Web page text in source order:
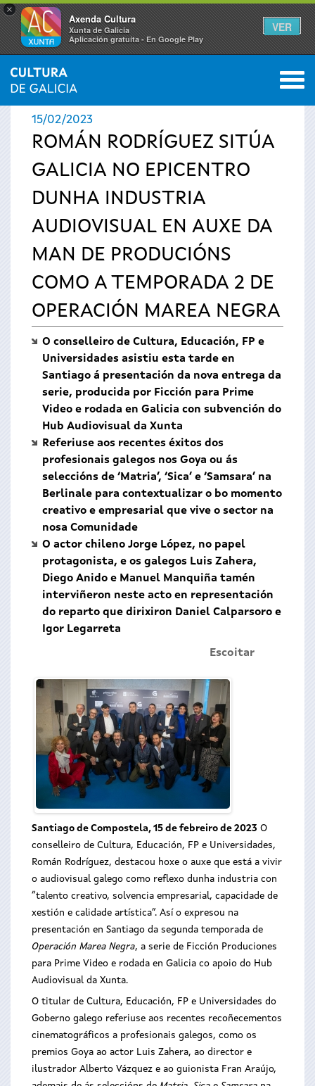
×
Axenda Cultura
Xunta de Galicia
Aplicación gratuíta - En Google Play
VER
Vostede
está
aquí
INICIO › ACTUALIDADE 0
15/02/2023
ROMÁN RODRÍGUEZ SITÚA
GALICIA NO EPICENTRO
DUNHA INDUSTRIA
AUDIOVISUAL EN AUXE DA
MAN DE PRODUCIÓNS
COMO A TEMPORADA 2 DE
OPERACIÓN MAREA NEGRA
O conselleiro de Cultura, Educación, FP e
Universidades asistiu esta tarde en
Santiago á presentación da nova entrega da
serie, producida por Ficción para Prime
Video e rodada en Galicia con subvención do
Hub Audiovisual da Xunta
Referiuse aos recentes éxitos dos
profesionais galegos nos Goya ou ás
seleccións de ‘Matria’, ‘Sica’ e ‘Samsara’ na
Berlinale para contextualizar o bo momento
creativo e empresarial que vive o sector na
nosa Comunidade
O actor chileno Jorge López, no papel
protagonista, e os galegos Luis Zahera,
Diego Anido e Manuel Manquiña tamén
interviñeron neste acto en representación
do reparto que dirixiron Daniel Calparsoro e
Igor Legarreta
Escoitar
Santiago de Compostela, 15 de febreiro de 2023 O
conselleiro de Cultura, Educación, FP e Universidades,
Román Rodríguez, destacou hoxe o auxe que está a vivir
o audiovisual galego como reflexo dunha industria con
“talento creativo, solvencia empresarial, capacidade de
xestión e calidade artística”. Así o expresou na
presentación en Santiago da segunda temporada de
Operación Marea Negra, a serie de Ficción Produciones
para Prime Video e rodada en Galicia co apoio do Hub
Audiovisual da Xunta.
O titular de Cultura, Educación, FP e Universidades do
Goberno galego referiuse aos recentes recoñecementos
cinematográficos a profesionais galegos, como os
premios Goya ao actor Luis Zahera, ao director e
ilustrador Alberto Vázquez e ao guionista Fran Araújo,